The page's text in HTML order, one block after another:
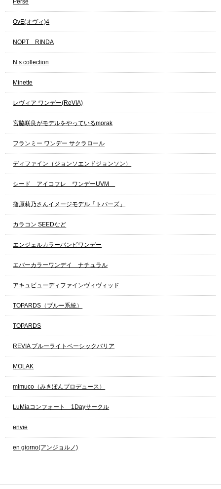
Perse
OvE(オヴィ)4
NOPT RINDA
N’s collection
Minette
レヴィア ワンデー(ReVIA)
宮脇咲良がモデルをやっているmorak
フランミー ワンデー サクラロール
ディファイン（ジョンソエンドジョンソン）
シード アイコフレ ワンデーUVM
指原莉乃さんイメージモデル「トパーズ」
カラコン SEEDなど
エンジェルカラーバンビワンデー
エバーカラーワンデイ ナチュラル
アキュビューディファインヴィヴィッド
TOPARDS（ブルー系統）
TOPARDS
REVIA ブルーライトベーシックバリア
MOLAK
mimuco（みきぽんプロデュース）
LuMiaコンフォート 1Dayサークル
envie
en giorno(アンジョルノ)